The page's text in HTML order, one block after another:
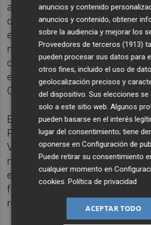
acciones de marketing el
de su apuesta. La decidida
empresas como las que se
nominadas al Premio, nos
optimismo necesario para
esperanzador futuro
Comunidad"
El acto será clausurado por
Presidente de la Autoridad
Valencia. La elección de Aznar
manifiesto la necesaria relación
empresa y marketing, como
fundamental para el
rentabilidad económica de una
anuncios y contenido
anuncios y contenido, obtener
sobre la audiencia y mejorar los
Proveedores de terceros (1913)
pueden procesar sus datos para
otros fines, incluido el uso de
geolocalización precisos y
del dispositivo. Sus elecciones se
solo a este sitio web. Algunos
pueden basarse en el interés
lugar del consentimiento; tiene
oponerse enConfiguración de
Puede retirar su consentimiento
cualquier momento en
cookies.Política de privacidad
ACEPTAR TODO